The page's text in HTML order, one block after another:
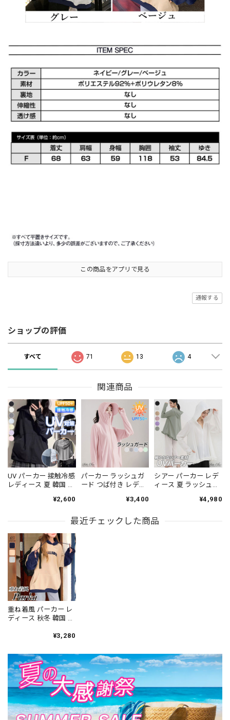
この商品をアプリで見る
通報する
ショップの評価
すべて 71 13 4
関連商品
UV パーカー 接触冷感
レディース 夏 韓国 羽
おしゃれ ゆったり オ
対策 日焼け防止 薄手
ター サマー カーディ
ガン 大人可愛い 大人
女子 [LS-CFT118]
¥2,600
パーカー ラッシュガ
ード つば付き レディ
UV対策 冷感 UPF50+
アル おしゃれ 薄手 軽
¥3,400
シアー パーカー レデ
ィース 夏 ラッシュガ
ル 指穴 ジップ 長袖
ー 日よけ 冷房対策 韓
¥4,980
最近チェックした商品
重ね着風 パーカー レ
ディース 秋冬 韓国 裏
ート カジュアル 大人
ー 暖かい レイヤード
フーディー バイカラ
ー ビッグパーカー 大
人可愛い 大人女子
[LW-CET013]
¥3,280